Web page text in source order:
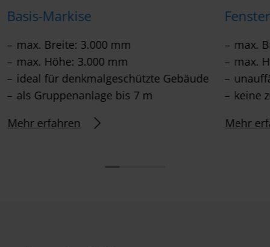
Basis-Markise
max. Breite: 3.000 mm
max. Höhe: 3.000 mm
ideal für denkmalgeschützte Gebäude
als Gruppenanlage bis 7 m
Mehr erfahren
max.
max.
keine
Mehr